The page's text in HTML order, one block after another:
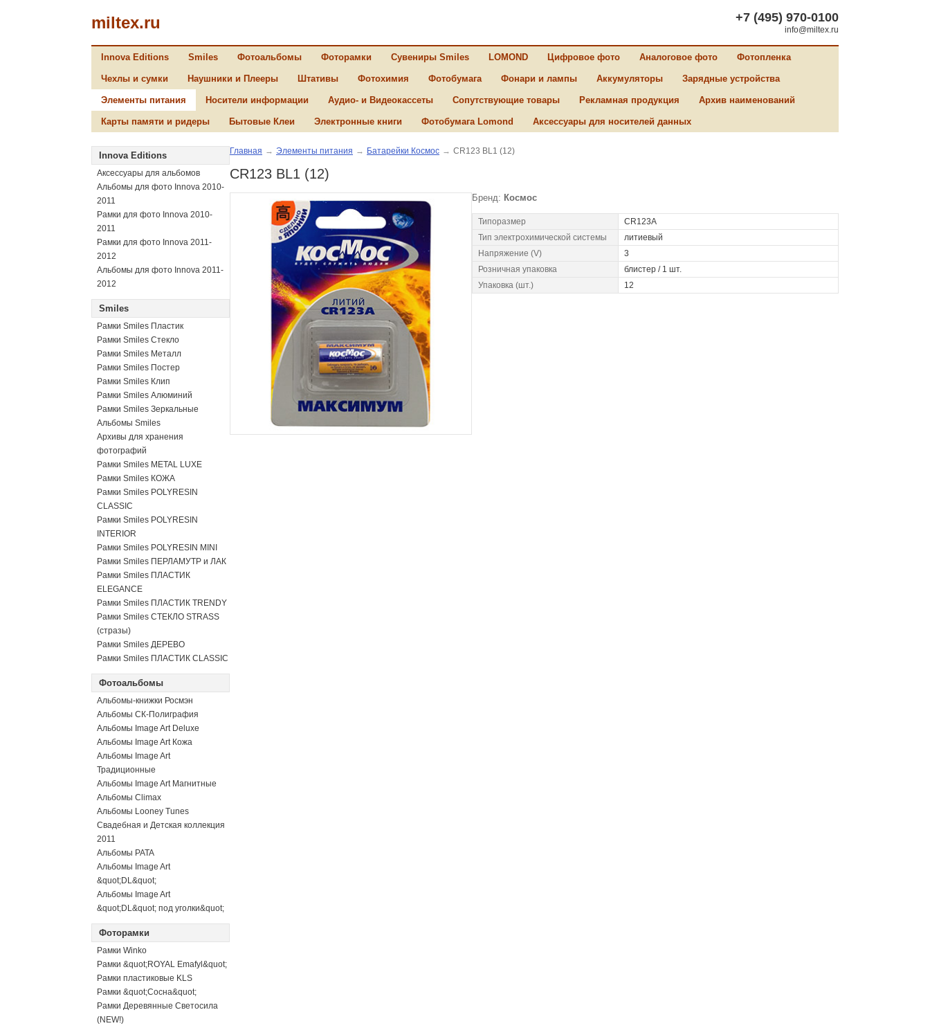
miltex.ru +7 (495) 970-0100
info@miltex.ru
Innova Editions Smiles Фотоальбомы Фоторамки Сувениры Smiles LOMOND Цифровое фото Аналоговое фото Фотопленка
Чехлы и сумки Наушники и Плееры Штативы Фотохимия Фотобумага Фонари и лампы Аккумуляторы Зарядные устройства
Элементы питания Носители информации Аудио- и Видеокассеты Сопутствующие товары Рекламная продукция Архив наименований
Карты памяти и ридеры Бытовые Клеи Электронные книги Фотобумага Lomond Аксессуары для носителей данных
Innova Editions
Аксессуары для альбомов
Альбомы для фото Innova 2010-
2011
Рамки для фото Innova 2010-
2011
Рамки для фото Innova 2011-
2012
Альбомы для фото Innova 2011-
2012
Smiles
Рамки Smiles Пластик
Рамки Smiles Стекло
Рамки Smiles Металл
Рамки Smiles Постер
Рамки Smiles Клип
Рамки Smiles Алюминий
Рамки Smiles Зеркальные
Альбомы Smiles
Архивы для хранения
фотографий
Рамки Smiles METAL LUXE
Рамки Smiles КОЖА
Рамки Smiles POLYRESIN
CLASSIC
Рамки Smiles POLYRESIN
INTERIOR
Рамки Smiles POLYRESIN MINI
Рамки Smiles ПЕРЛАМУТР и ЛАК
Рамки Smiles ПЛАСТИК
ELEGANCE
Рамки Smiles ПЛАСТИК TRENDY
Рамки Smiles СТЕКЛО STRASS
(стразы)
Рамки Smiles ДЕРЕВО
Рамки Smiles ПЛАСТИК CLASSIC
Фотоальбомы
Альбомы-книжки Росмэн
Альбомы СК-Полиграфия
Альбомы Image Art Deluxe
Альбомы Image Art Кожа
Альбомы Image Art
Традиционные
Альбомы Image Art Магнитные
Альбомы Climax
Альбомы Looney Tunes
Свадебная и Детская коллекция
2011
Альбомы PATA
Альбомы Image Art
&quot;DL&quot;
Альбомы Image Art
&quot;DL&quot; под уголки&quot;
Фоторамки
Рамки Winko
Рамки &quot;ROYAL Emafyl&quot;
Рамки пластиковые KLS
Рамки &quot;Сосна&quot;
Рамки Деревянные Светосила
(NEW!)
Главная → Элементы питания → Батарейки Космос → CR123 BL1 (12)
CR123 BL1 (12)
Бренд: Космос
Типоразмер
CR123A
Тип электрохимической системы
литиевый
Напряжение (V)
3
Розничная упаковка
блистер / 1 шт.
Упаковка (шт.)
12